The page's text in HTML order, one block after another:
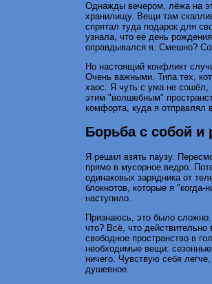
Однажды вечером, лёжа на
хранилищу. Вещи там
спрятал туда подарок для
узнала, что её день
оправдывался я. Смешно?
Но настоящий конфликт
Очень важными. Типа тех,
хаос. Я чуть с ума не сошёл,
этим "волшебным"
комфорта, куда я отправлял
Борьба с собой и
Я решил взять паузу.
прямо в мусорное ведро.
одинаковых зарядника от
блокнотов, которые я "когда-
наступило.
Признаюсь, это было
что? Всё, что
свободное пространство в
необходимые вещи:
ничего. Чувствую себя
душевное.